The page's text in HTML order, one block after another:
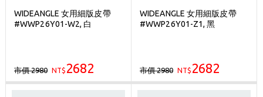
防詐騙! 勿信來路不明連結及優惠
Golf Point 會員回饋積點
WIDEANGLE 女用細版皮帶
#WWP26Y01-W2, 白
市價 2980 NT$ 2682
WIDEANGLE 女用細版皮帶
#WWP26Y01-Z1, 黑
市價 2980 NT$ 2682